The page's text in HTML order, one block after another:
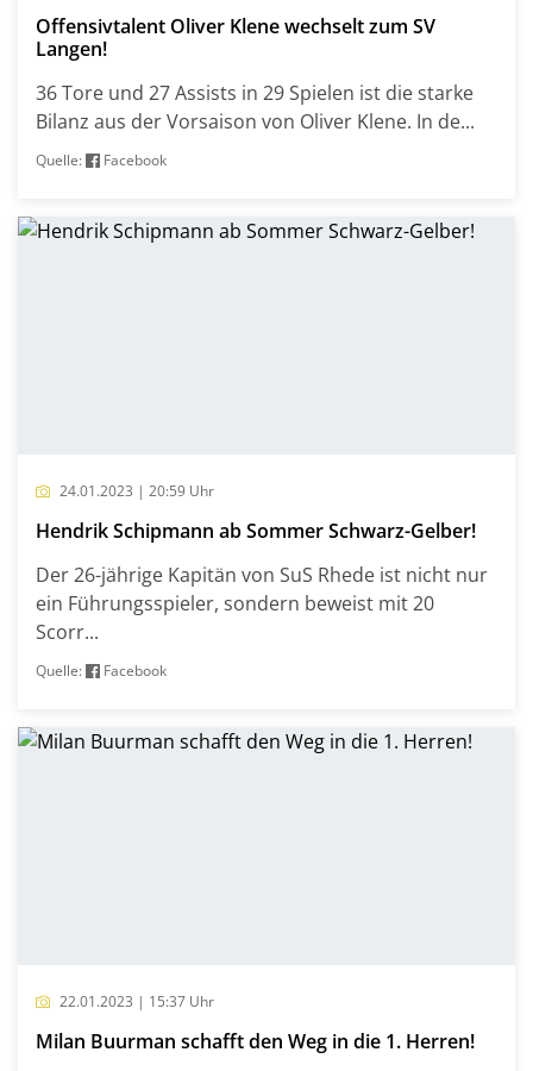
Offensivtalent Oliver Klene wechselt zum SV
Langen!
36 Tore und 27 Assists in 29 Spielen ist die starke
Bilanz aus der Vorsaison von Oliver Klene. In de...
Quelle: Facebook
24.01.2023 | 20:59 Uhr
Hendrik Schipmann ab Sommer Schwarz-Gelber!
Der 26-jährige Kapitän von SuS Rhede ist nicht nur
ein Führungsspieler, sondern beweist mit 20
Scorr...
Quelle: Facebook
22.01.2023 | 15:37 Uhr
Milan Buurman schafft den Weg in die 1. Herren!